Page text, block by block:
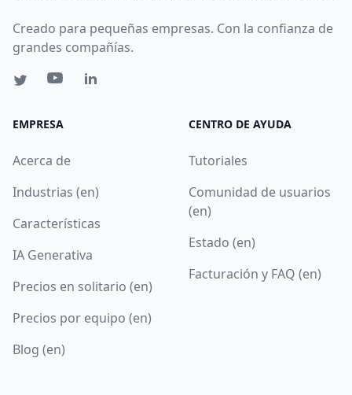
Creado para pequeñas empresas. Con la confianza de
grandes compañías.
EMPRESA
Acerca de
Industrias (en)
Características
IA Generativa
Precios en solitario (en)
Precios por equipo (en)
Blog (en)
CENTRO DE AYUDA
Tutoriales
Comunidad de usuarios
(en)
Estado (en)
Facturación y FAQ (en)